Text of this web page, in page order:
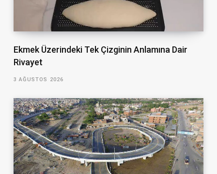
Ekmek Üzerindeki Tek Çizginin Anlamına Dair
Rivayet
3 AĞUSTOS 2026